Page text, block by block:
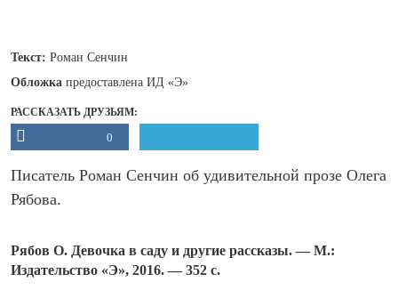
Текст: Роман Сенчин
Обложка предоставлена ИД «Э»
РАССКАЗАТЬ ДРУЗЬЯМ:
0
Писатель Роман Сенчин об удивительной прозе Олега
Рябова.
Рябов О. Девочка в саду и другие рассказы. — М.:
Издательство «Э», 2016. — 352 с.